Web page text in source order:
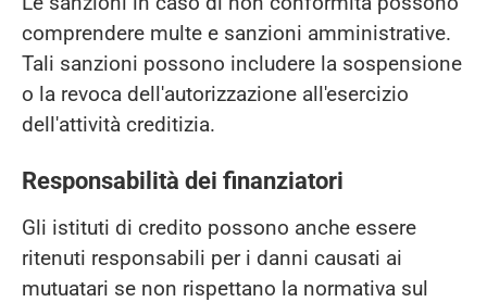
comprendere multe e sanzioni amministrative.
Tali sanzioni possono includere la sospensione
o la revoca dell'autorizzazione all'esercizio
dell'attività creditizia.
Responsabilità dei finanziatori
Gli istituti di credito possono anche essere
ritenuti responsabili per i danni causati ai
mutuatari se non rispettano la normativa sul